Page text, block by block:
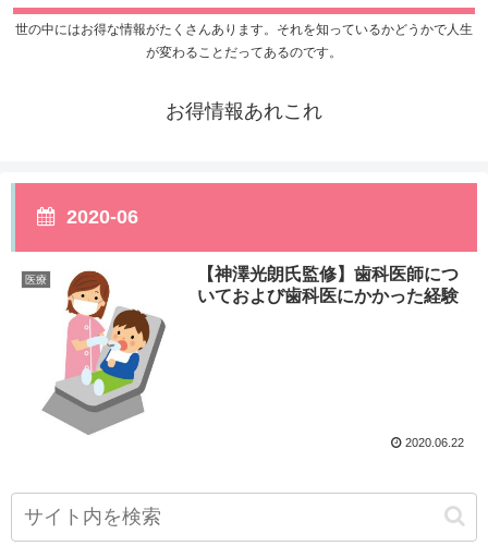
世の中にはお得な情報がたくさんあります。それを知っているかどうかで人生
が変わることだってあるのです。
お得情報あれこれ
2020-06
医療
【神澤光朗氏監修】歯科医師につ
いておよび歯科医にかかった経験
2020.06.22